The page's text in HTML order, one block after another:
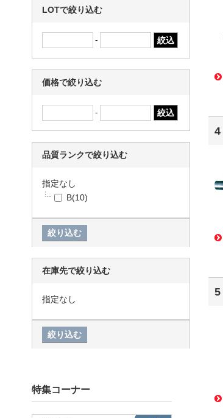
4
5
LOTで絞り込む
-
価格で絞り込む
-
品質ランクで絞り込む
指定なし
B(10)
在庫先で絞り込む
指定なし